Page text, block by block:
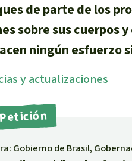
de parte de los
sobre sus cuerpos
ningún esfuerzo
y actuali­zaciones
Petición
Gobierno de Brasil,